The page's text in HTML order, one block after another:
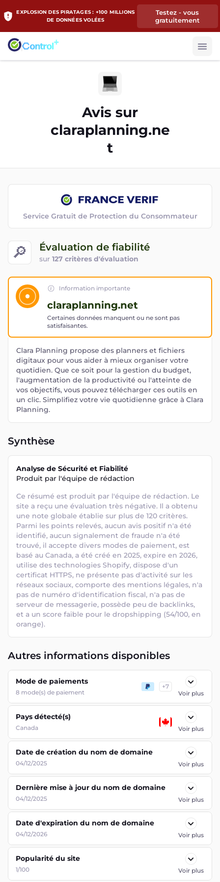
EXPLOSION DES PIRATAGES : +100 MILLIONS
DE DONNÉES VOLÉES
Testez - vous
gratuitement
Avis sur
claraplanning.ne
t
🔎 Évaluation de fiabilité
sur 127 critères d'évaluation
Service Gratuit de Protection du Consommateur
Information importante
claraplanning.net
Certaines données manquent ou ne sont pas
satisfaisantes.
Clara Planning propose des planners et fichiers
digitaux pour vous aider à mieux organiser votre
quotidien. Que ce soit pour la gestion du budget,
l'augmentation de la productivité ou l'atteinte de
vos objectifs, vous pouvez télécharger ces outils en
un clic. Simplifiez votre vie quotidienne grâce à Clara
Planning.
Synthèse
Analyse de Sécurité et Fiabilité
Produit par l'équipe de rédaction
Ce résumé est produit par l'équipe de rédaction. Le
site a reçu une évaluation très négative. Il a obtenu
une note globale établie sur plus de 120 critères.
Parmi les points relevés, aucun avis positif n'a été
identifié, aucun signalement de fraude n'a été
trouvé, il accepte divers modes de paiement, est
basé au Canada, a été créé en 2025, expire en 2026,
utilise des technologies Shopify, dispose d'un
certificat HTTPS, ne présente pas d'activité sur les
réseaux sociaux, comporte des mentions légales, n'a
pas de numéro d'identification fiscal, n'a pas de
serveur de messagerie, possède peu de backlinks,
et a un score faible pour le dropshipping (54/100, en
orange).
Autres informations disponibles
Mode de paiements
8 mode(s) de paiement
+7
Voir plus
Pays détecté(s)
Canada Voir plus
Date de création du nom de domaine
04/12/2025 Voir plus
Dernière mise à jour du nom de domaine
04/12/2025 Voir plus
Date d'expiration du nom de domaine
04/12/2026 Voir plus
Popularité du site
1/100 Voir plus